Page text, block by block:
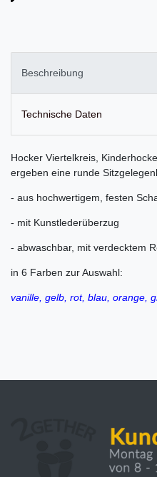
Beschreibung
Technische Daten
Hocker Viertelkreis,
ergeben eine runde
- aus hochwertigem, festen
- mit Kunstlederüberzug
- abwaschbar, mit verdecktem
in 6 Farben zur Auswahl:
vanille, gelb, rot, blau, orange,